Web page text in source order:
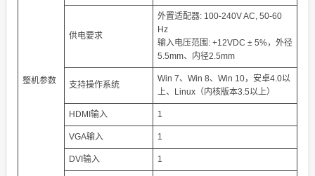
整机参数
供电要求
外置适配器: 100-240V AC, 50-60
Hz
输入电压范围: +12VDC ± 5%，外径
5.5mm、内径2.5mm
支持操作系统
Win 7、Win 8、Win 10，安卓4.0以
上、Linux（内核版本3.5以上）
HDMI输入 1
VGA输入 1
DVI输入 1